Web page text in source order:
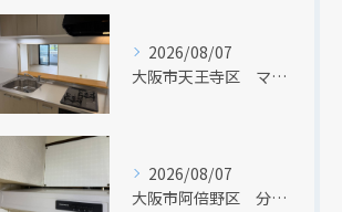
2026/08/07
大阪市天王寺区 マンションのキッチン取替及び内装リフォーム工事 クリナップ
2026/08/07
大阪市阿倍野区 分譲マンションのレンジフード取替リフォーム工事 タカラスタンダード